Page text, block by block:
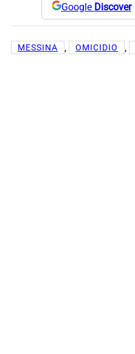
Google Discover
MESSINA , OMICIDIO ,